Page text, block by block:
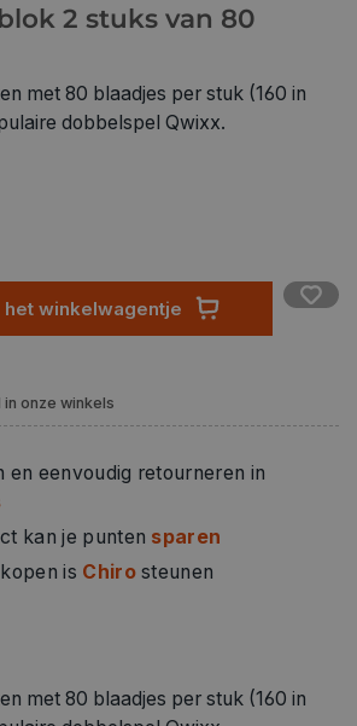
2 stuks van 80
met 80 blaadjes per stuk (160 in
dobbelspel Qwixx.
het winkelwagentje
onze winkels
en eenvoudig retourneren in
kan je punten sparen
is Chirosteunen
met 80 blaadjes per stuk (160 in